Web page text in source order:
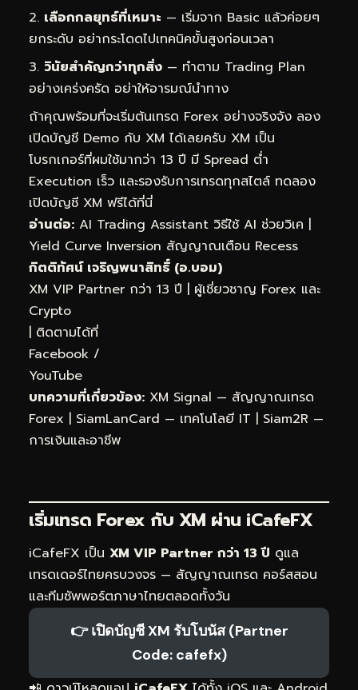
เลือกกลยุทธ์ที่เหมาะ — เริ่มจาก Basic แล้วค่อยๆ
ยกระดับ อย่ากระโดดไปเทคนิคขั้นสูงก่อนเวลา
วินัยสำคัญกว่าทุกสิ่ง — ทำตาม Trading Plan
อย่างเคร่งครัด อย่าให้อารมณ์นำทาง
ถ้าคุณพร้อมที่จะเริ่มต้นเทรด Forex อย่างจริงจัง ลอง
เปิดบัญชี Demo กับ XM ได้เลยครับ XM เป็น
โบรกเกอร์ที่ผมใช้มากว่า 13 ปี มี Spread ต่ำ
Execution เร็ว และรองรับการเทรดทุกสไตล์ ทดลอง
เปิดบัญชี XM ฟรีได้ที่นี่
อ่านต่อ: AI Trading Assistant วิธีใช้ AI ช่วยวิเค |
Yield Curve Inversion สัญญาณเตือน Recess
กิตติทัศน์ เจริญพนาสิทธิ์ (อ.บอม)
XM VIP Partner กว่า 13 ปี | ผู้เชี่ยวชาญ Forex และ
Crypto
| ติดตามได้ที่
Facebook /
YouTube
บทความที่เกี่ยวข้อง: XM Signal — สัญญาณเทรด
Forex | SiamLanCard — เทคโนโลยี IT | Siam2R —
การเงินและอาชีพ
เริ่มเทรด Forex กับ XM ผ่าน iCafeFX
iCafeFX เป็น XM VIP Partner กว่า 13 ปี ดูแล
เทรดเดอร์ไทยครบวงจร — สัญญาณเทรด คอร์สสอน
และทีมซัพพอร์ตภาษาไทยตลอดทั้งวัน
👉 เปิดบัญชี XM รับโบนัส (Partner
Code: cafefx)